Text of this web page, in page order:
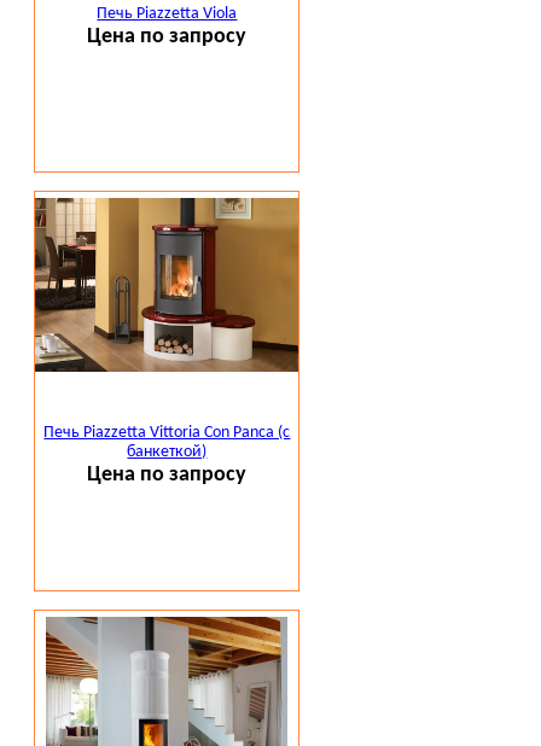
Печь Piazzetta Viola
Цена по запросу
Печь Piazzetta Vittoria Con Panca (с
банкеткой)
Цена по запросу